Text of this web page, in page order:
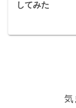
してみた
気